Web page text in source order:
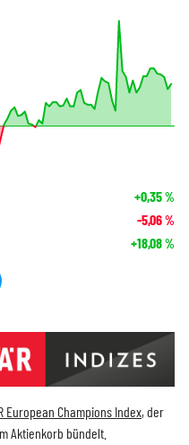
+0,35%
-5,06%
+18,08%
European Champions Index, der
Aktienkorb bündelt.